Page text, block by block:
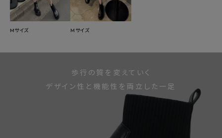
Mサイズ Mサイズ
歩行の質を変えていく
デザイン性と機能性を両立した一足